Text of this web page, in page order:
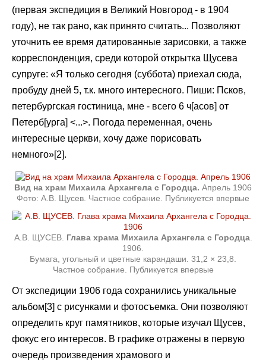
(первая экспедиция в Великий Новгород - в 1904
году), не так рано, как принято считать... Позволяют
уточнить ее время датированные зарисовки, а также
корреспонденция, среди которой открытка Щусева
супруге: «Я только сегодня (суббота) приехал сюда,
пробуду дней 5, т.к. много интересного. Пиши: Псков,
петербургская гостиница, мне - всего 6 ч[асов] от
Петерб[урга] <...>. Погода переменная, очень
интересные церкви, хочу даже порисовать
немного»[2].
Вид на храм Михаила Архангела с Городца. Апрель 1906
Фото: А.В. Щусев. Частное собрание. Публикуется впервые
А.В. ЩУСЕВ. Глава храма Михаила Архангела с Городца.
1906.
Бумага, угольный и цветные карандаши. 31,2 × 23,8.
Частное собрание. Публикуется впервые
От экспедиции 1906 года сохранились уникальные
альбом[3] с рисунками и фотосъемка. Они позволяют
определить круг памятников, которые изучал Щусев,
фокус его интересов. В графике отражены в первую
очередь произведения храмового и